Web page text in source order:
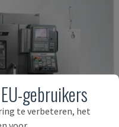
gebruikers
te verbeteren, het